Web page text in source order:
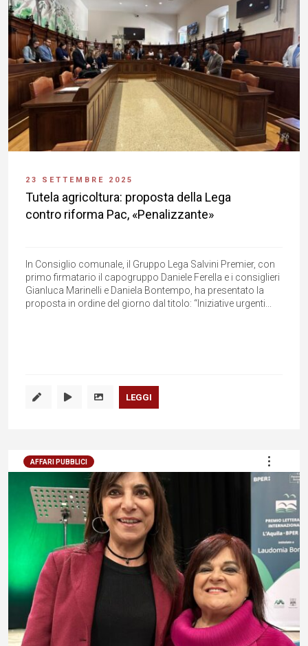
23 SETTEMBRE 2025
Tutela agricoltura: proposta della Lega
contro riforma Pac, «Penalizzante»
In Consiglio comunale, il Gruppo Lega Salvini Premier, con
primo firmatario il capogruppo Daniele Ferella e i consiglieri
Gianluca Marinelli e Daniela Bontempo, ha presentato la
proposta in ordine del giorno dal titolo: “Iniziative urgenti...
LEGGI
AFFARI PUBBLICI